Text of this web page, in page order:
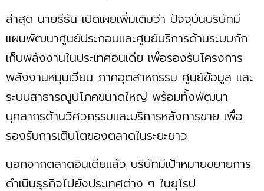
ล่าสุด นายธีธัน เปิดเผยเพิ่มเติมว่า ปัจจุบันบริษัทมี
แผนพัฒนาศูนย์ประกอบและศูนย์บริการด้านระบบกัก
เก็บพลังงานในประเทศอินเดีย เพื่อรองรับโครงการ
พลังงานหมุนเวียน ภาคอุตสาหกรรม ศูนย์ข้อมูล และ
ระบบสาธารณูปโภคขนาดใหญ่ พร้อมทั้งพัฒนา
บุคลากรด้านวิศวกรรมและบริการหลังการขาย เพื่อ
รองรับการเติบโตของตลาดในระยะยาว
นอกจากตลาดอินเดียแล้ว บริษัทมีเป้าหมายขยายการ
ดำเนินธุรกิจไปยังประเทศต่าง ๆ ในยุโรป